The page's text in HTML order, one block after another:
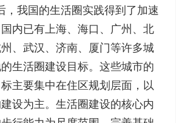
，我国的生活圈实践得到了加速
内已有上海、海口、广州、北
、武汉、济南、厦门等许多城
生活圈建设目标。这些城市的
主要集中在住区规划层面，以
设为主。生活圈建设的核心内